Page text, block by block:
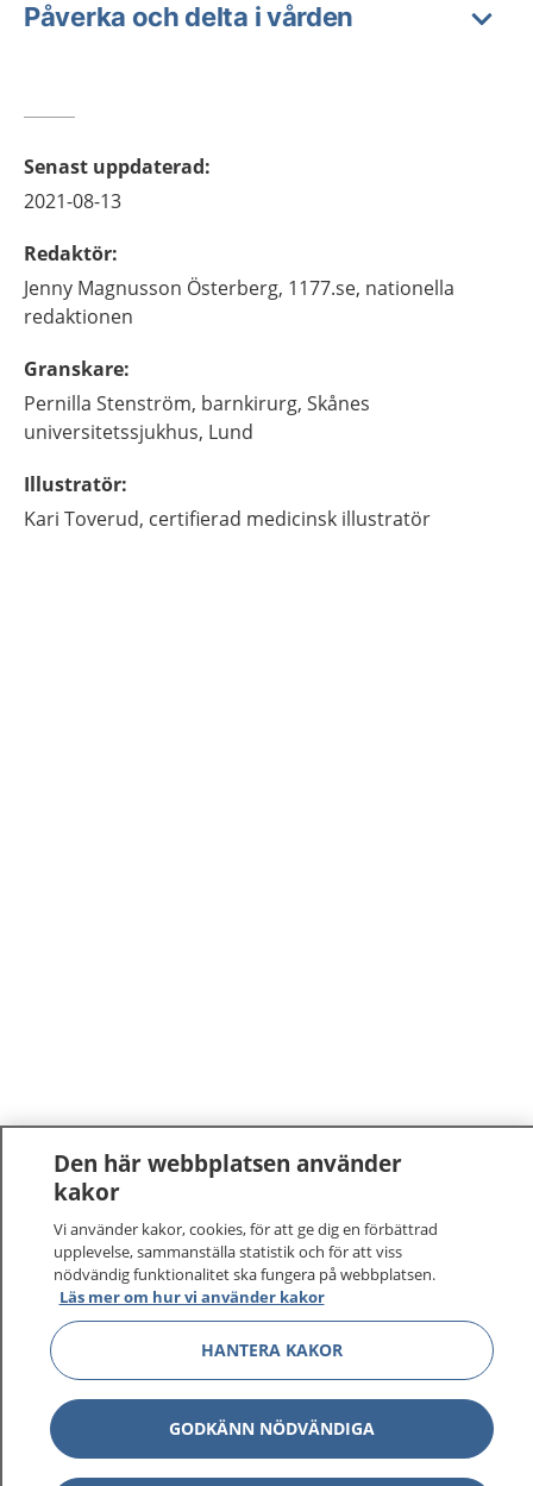
Påverka och delta i vården
Senast uppdaterad:
2021-08-13
Redaktör:
Jenny Magnusson Österberg, 1177.se, nationella
redaktionen
Granskare:
Pernilla Stenström, barnkirurg, Skånes
universitetssjukhus, Lund
Illustratör:
Kari Toverud, certifierad medicinsk illustratör
1177 – tryggt om din hälsa och vård
På 1177.se får du råd om hälsa och information om
sjukdomar och vilka mottagningar du kan kontakta.
Logga in för att läsa din journal och göra dina
vårdärenden. Ring telefonnummer 1177 för
sjukvårdsrådgivning dygnet runt.
1177 ger dig råd när du vill må bättre.
Den här webbplatsen använder
kakor
Vi använder kakor, cookies, för att ge dig en förbättrad
upplevelse, sammanställa statistik och för att viss
nödvändig funktionalitet ska fungera på webbplatsen.
Läs mer om hur vi använder kakor
HANTERA KAKOR
GODKÄNN NÖDVÄNDIGA